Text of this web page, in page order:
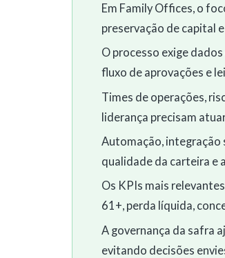
Em Family Offices, o
preservação de capital
O processo exige
fluxo de aprovações e
Times de operações,
liderança precisam
Automação, integração
qualidade da carteira e
Os KPIs mais
61+, perda líquida,
A governança da safra
evitando decisões